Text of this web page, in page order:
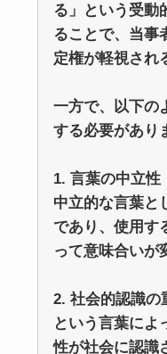
る」という受動
ることで、当事
定権が軽視され
一方で、以下の
する必要があり
1. 言葉の中立性
中立的な言葉と
であり、使用す
って意味合いが
2. 社会的認識の
という言葉によ
性が社会に認識